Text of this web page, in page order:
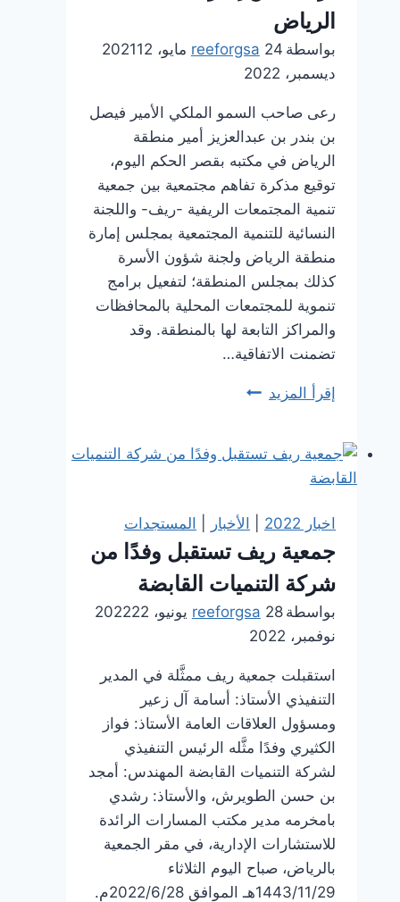
الرياض
بواسطة reeforgsa 24 مايو، 2021
12
ديسمبر، 2022
رعى صاحب السمو الملكي الأمير فيصل
بن بندر بن عبدالعزيز أمير منطقة
الرياض في مكتبه بقصر الحكم اليوم،
توقيع مذكرة تفاهم مجتمعية بين جمعية
تنمية المجتمعات الريفية -ريف- واللجنة
النسائية للتنمية المجتمعية بمجلس إمارة
منطقة الرياض ولجنة شؤون الأسرة
كذلك بمجلس المنطقة؛ لتفعيل برامج
تنموية للمجتمعات المحلية بالمحافظات
والمراكز التابعة لها بالمنطقة. وقد
تضمنت الاتفاقية…
إقرأ المزيد جمعية
مذكرة
وشراكة
مجتمعية
برعاية
من
إمارة
منطقة
اخبار 2022 الأخبار المستجدات
جمعية ريف تستقبل وفدًا من
شركة التنميات القابضة
بواسطة reeforgsa 28 يونيو، 2022
22
نوفمبر، 2022
استقبلت جمعية ريف ممثَّلة في المدير
التنفيذي الأستاذ: أسامة آل زعير
ومسؤول العلاقات العامة الأستاذ: فواز
الكثيري وفدًا مثَّله الرئيس التنفيذي
لشركة التنميات القابضة المهندس: أمجد
بن حسن الطويرش، والأستاذ: رشدي
بامخرمه مدير مكتب المسارات الرائدة
للاستشارات الإدارية، في مقر الجمعية
بالرياض، صباح اليوم الثلاثاء
1443/11/29هـ الموافق 2022/6/28م.